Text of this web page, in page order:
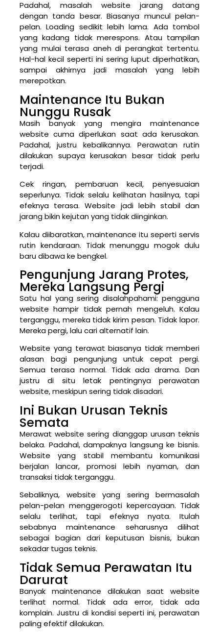
Padahal, masalah website jarang datang
dengan tanda besar. Biasanya muncul pelan-
pelan. Loading sedikit lebih lama. Ada tombol
yang kadang tidak merespons. Atau tampilan
yang mulai terasa aneh di perangkat tertentu.
Hal-hal kecil seperti ini sering luput diperhatikan,
sampai akhirnya jadi masalah yang lebih
merepotkan.
Maintenance Itu Bukan
Nunggu Rusak
Masih banyak yang mengira maintenance
website cuma diperlukan saat ada kerusakan.
Padahal, justru kebalikannya. Perawatan rutin
dilakukan supaya kerusakan besar tidak perlu
terjadi.
Cek ringan, pembaruan kecil, penyesuaian
seperlunya. Tidak selalu kelihatan hasilnya, tapi
efeknya terasa. Website jadi lebih stabil dan
jarang bikin kejutan yang tidak diinginkan.
Kalau diibaratkan, maintenance itu seperti servis
rutin kendaraan. Tidak menunggu mogok dulu
baru dibawa ke bengkel.
Pengunjung Jarang Protes,
Mereka Langsung Pergi
Satu hal yang sering disalahpahami: pengguna
website hampir tidak pernah mengeluh. Kalau
terganggu, mereka tidak kirim pesan. Tidak lapor.
Mereka pergi, lalu cari alternatif lain.
Website yang terawat biasanya tidak memberi
alasan bagi pengunjung untuk cepat pergi.
Semua terasa normal. Tidak ada drama. Dan
justru di situ letak pentingnya perawatan
website, meskipun sering tidak disadari.
Ini Bukan Urusan Teknis
Semata
Merawat website sering dianggap urusan teknis
belaka. Padahal, dampaknya langsung ke bisnis.
Website yang stabil membantu komunikasi
berjalan lancar, promosi lebih nyaman, dan
transaksi tidak terganggu.
Sebaliknya, website yang sering bermasalah
pelan-pelan menggerogoti kepercayaan. Tidak
selalu terlihat, tapi efeknya nyata. Itulah
sebabnya maintenance seharusnya dilihat
sebagai bagian dari keputusan bisnis, bukan
sekadar tugas teknis.
Tidak Semua Perawatan Itu
Darurat
Banyak maintenance dilakukan saat website
terlihat normal. Tidak ada error, tidak ada
komplain. Justru di kondisi seperti ini, perawatan
paling efektif dilakukan.